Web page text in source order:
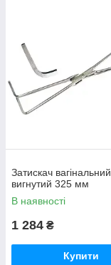
Затискач вагінальний
вигнутий 325 мм
В наявності
1 284 ₴
Купити